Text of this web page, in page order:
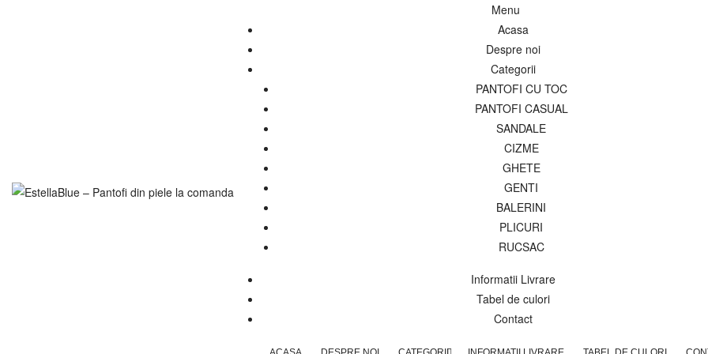
Menu
Acasa
Despre noi
Categorii
PANTOFI CU TOC
PANTOFI CASUAL
SANDALE
CIZME
GHETE
GENTI
BALERINI
PLICURI
RUCSAC
Informatii Livrare
Tabel de culori
Contact